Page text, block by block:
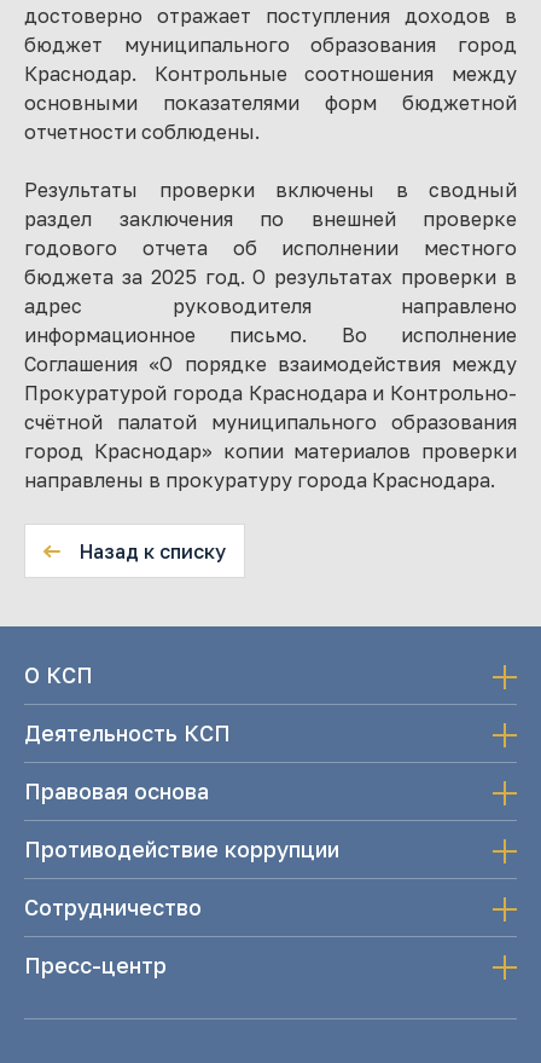
достоверно отражает поступления доходов в
бюджет муниципального образования город
Краснодар. Контрольные соотношения между
основными показателями форм бюджетной
отчетности соблюдены.
Результаты проверки включены в сводный
раздел заключения по внешней проверке
годового отчета об исполнении местного
бюджета за 2025 год. О результатах проверки в
адрес руководителя направлено
информационное письмо. Во исполнение
Соглашения «О порядке взаимодействия между
Прокуратурой города Краснодара и Контрольно-
счётной палатой муниципального образования
город Краснодар» копии материалов проверки
направлены в прокуратуру города Краснодара.
Назад к списку
О КСП
Деятельность КСП
Правовая основа
Противодействие коррупции
Сотрудничество
Пресс-центр